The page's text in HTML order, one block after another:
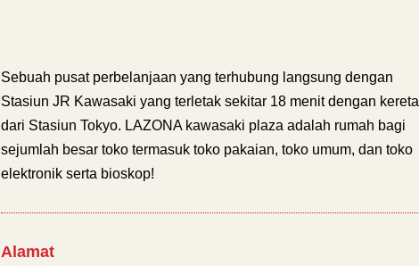
Sebuah pusat perbelanjaan yang terhubung langsung dengan
Stasiun JR Kawasaki yang terletak sekitar 18 menit dengan kereta
dari Stasiun Tokyo. LAZONA kawasaki plaza adalah rumah bagi
sejumlah besar toko termasuk toko pakaian, toko umum, dan toko
elektronik serta bioskop!
Alamat